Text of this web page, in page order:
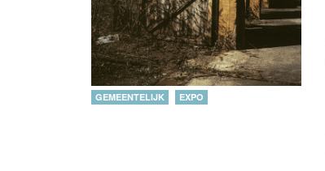
GEMEENTELIJK EXPO